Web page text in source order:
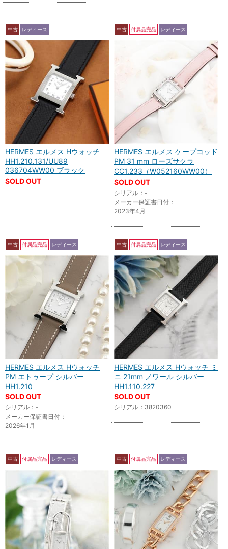
中古 レディース
HERMES エルメス Hウォッチ
HH1.210.131/UU89
036704WW00 ブラック
SOLD OUT
中古 付属品完品 レディース
HERMES エルメス ケープコッド
PM 31 mm ローズサクラ
CC1.233（W052160WW00）
SOLD OUT
シリアル：-
メーカー保証書日付：
2023年4月
中古 付属品完品 レディース
HERMES エルメス Hウォッチ
PM エトゥープ シルバー
HH1.210
SOLD OUT
シリアル：-
メーカー保証書日付：
2026年1月
中古 付属品完品 レディース
HERMES エルメス Hウォッチ ミ
ニ 21mm ノワール シルバー
HH1.110.227
SOLD OUT
シリアル：3820360
中古 付属品完品 レディース 中古 付属品完品 レディース